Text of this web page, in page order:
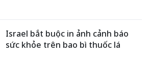
Israel bắt buộc in ảnh cảnh báo
sức khỏe trên bao bì thuốc lá